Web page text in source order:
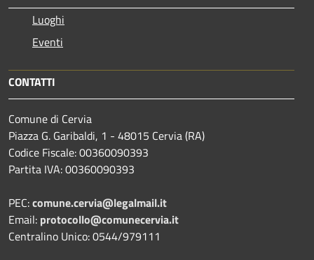
Luoghi
Eventi
CONTATTI
Comune di Cervia
Piazza G. Garibaldi, 1 - 48015 Cervia (RA)
Codice Fiscale: 00360090393
Partita IVA: 00360090393
PEC:comune.cervia@legalmail.it
Email: protocollo@comunecervia.it
Centralino Unico: 0544/979111